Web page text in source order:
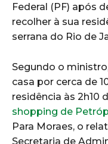
Federal (PF) após
recolher à sua
serrana do Rio de
Segundo o
casa por cerca de
residência às 2h10
shopping de
Para Moraes, o
Secretaria de